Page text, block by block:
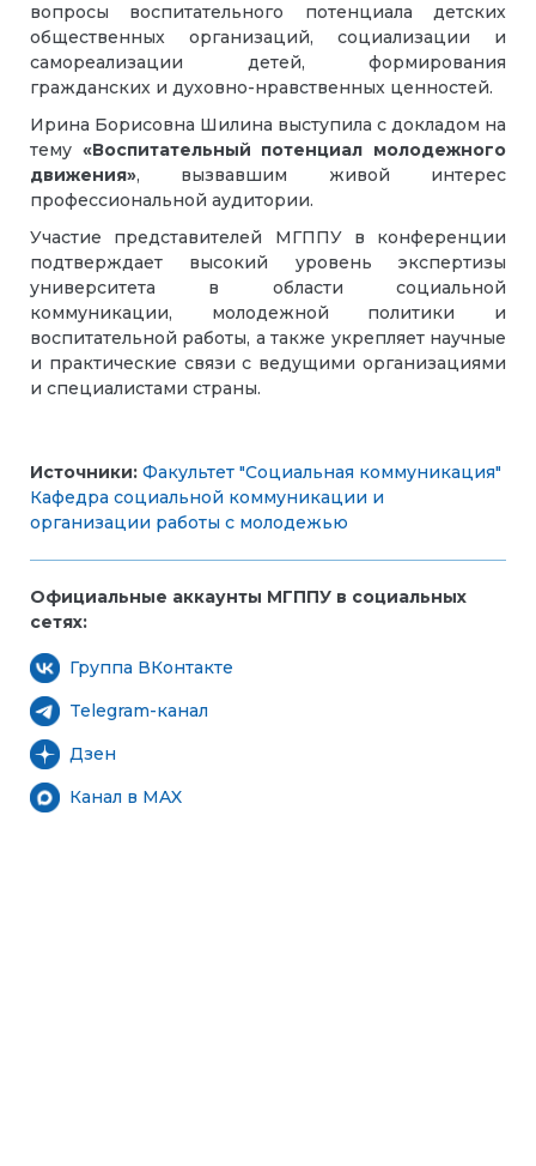
вопросы воспитательного потенциала детских
общественных организаций, социализации и
самореализации детей, формирования
гражданских и духовно-нравственных ценностей.
Ирина Борисовна Шилина выступила с докладом на
тему «Воспитательный потенциал молодежного
движения», вызвавшим живой интерес
профессиональной аудитории.
Участие представителей МГППУ в конференции
подтверждает высокий уровень экспертизы
университета в области социальной
коммуникации, молодежной политики и
воспитательной работы, а также укрепляет научные
и практические связи с ведущими организациями
и специалистами страны.
Источники: Факультет "Социальная коммуникация"
Кафедра социальной коммуникации и
организации работы с молодежью
Официальные аккаунты МГППУ в социальных
сетях:
Группа ВКонтакте
Telegram-канал
Дзен
Канал в MAX